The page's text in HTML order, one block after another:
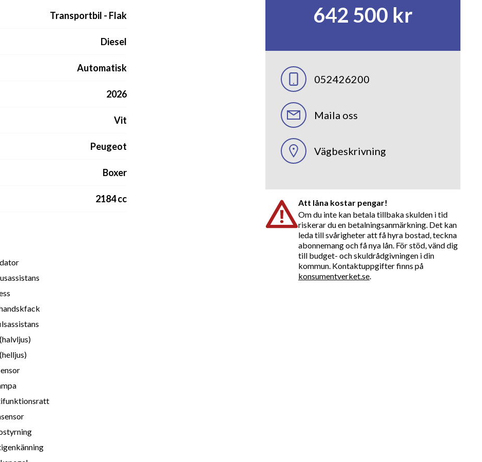
642 500 kr
052426200
Maila oss
Vägbeskrivning
Att låna kostar pengar!
Om du inte kan betala tillbaka skulden i tid
riskerar du en betalningsanmärkning. Det kan
leda till svårigheter att få hyra bostad, teckna
abonnemang och få nya lån. För stöd, vänd dig
till budget- och skuldrådgivningen i din
kommun. Kontaktuppgifter finns på
konsumentverket.se.
Transportbil - Flak
Diesel
Automatisk
2026
Vit
Peugeot
Boxer
2184 cc